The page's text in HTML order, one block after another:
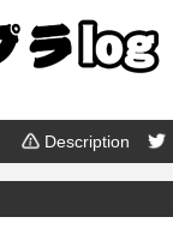
Description